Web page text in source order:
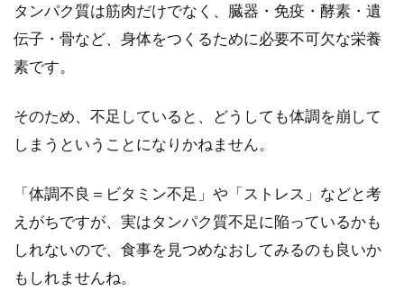
体重は、健康やスタイルを維持するために、重
要なバロメーターとなります。それでは身長
米ぬかダイエットの効果がすご
い！？その効果と口コミは？
玄米を精米する上で、取れる米ぬかですが、実
はこの米ぬかにはダイエット効果があるのをご
タンパク質は筋肉だけでなく、臓器・免疫・酵素・遺
伝子・骨など、身体をつくるために必要不可欠な栄養
素です。
そのため、不足していると、どうしても体調を崩して
しまうということになりかねません。
「体調不良＝ビタミン不足」や「ストレス」などと考
えがちですが、実はタンパク質不足に陥っているかも
しれないので、食事を見つめなおしてみるのも良いか
もしれませんね。